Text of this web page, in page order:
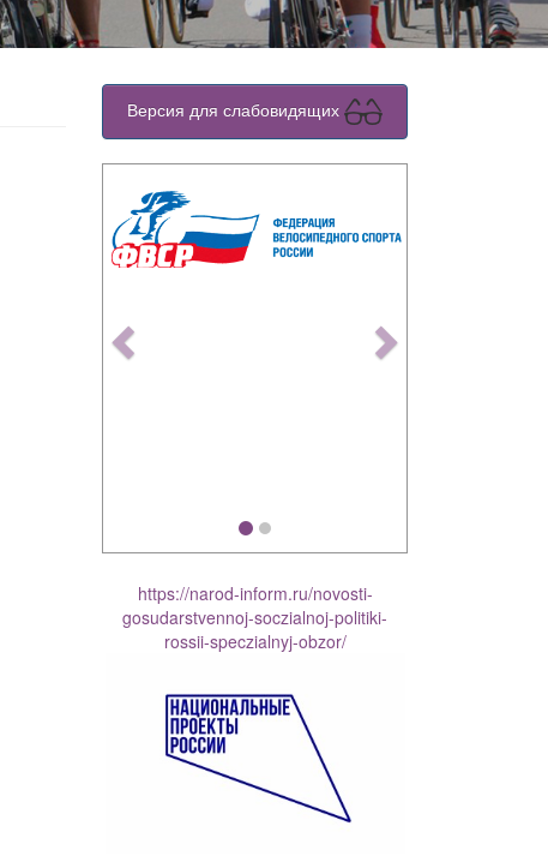
Версия для слабовидящих
Previous
https://narod-inform.ru/novosti-
gosudarstvennoj-soczialnoj-politiki-
rossii-speczialnyj-obzor/